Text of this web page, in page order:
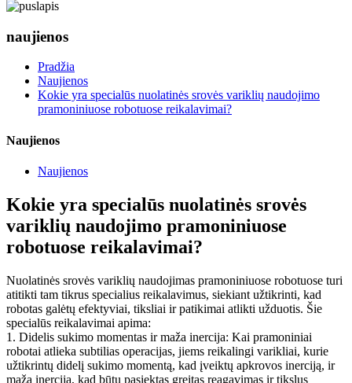
naujienos
Pradžia
Naujienos
Kokie yra specialūs nuolatinės srovės variklių naudojimo
pramoniniuose robotuose reikalavimai?
Naujienos
Naujienos
Kokie yra specialūs nuolatinės srovės
variklių naudojimo pramoniniuose
robotuose reikalavimai?
Nuolatinės srovės variklių naudojimas pramoniniuose robotuose turi
atitikti tam tikrus specialius reikalavimus, siekiant užtikrinti, kad
robotas galėtų efektyviai, tiksliai ir patikimai atlikti užduotis. Šie
specialūs reikalavimai apima:
1. Didelis sukimo momentas ir maža inercija: Kai pramoniniai
robotai atlieka subtilias operacijas, jiems reikalingi varikliai, kurie
užtikrintų didelį sukimo momentą, kad įveiktų apkrovos inerciją, ir
mažą inerciją, kad būtų pasiektas greitas reagavimas ir tikslus